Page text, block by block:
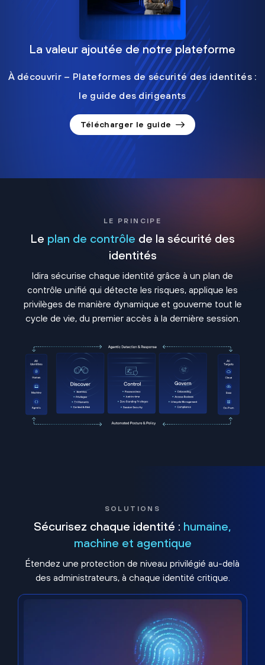
La valeur ajoutée de notre plateforme
À découvrir – Plateformes de sécurité des identités :
le guide des dirigeants
Télécharger le guide
LE PRINCIPE
Le plan de contrôle de la sécurité des
identités
Idira sécurise chaque identité grâce à un plan de
contrôle unifié qui détecte les risques, applique les
privilèges de manière dynamique et gouverne tout le
cycle de vie, du premier accès à la dernière session.
SOLUTIONS
Sécurisez chaque identité : humaine,
machine et agentique
Étendez une protection de niveau privilégié au-delà
des administrateurs, à chaque identité critique.